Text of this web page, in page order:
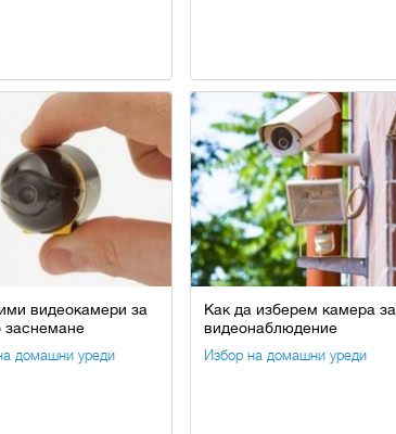
видеокамери за
заснемане
домашни уреди
Как да изберем камера за
видеонаблюдение
Избор на домашни уреди